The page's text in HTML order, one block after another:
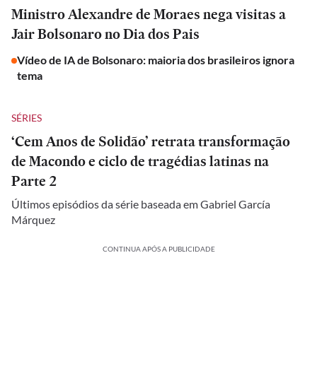
Ministro Alexandre de Moraes nega visitas a
Jair Bolsonaro no Dia dos Pais
Vídeo de IA de Bolsonaro: maioria dos brasileiros ignora
tema
SÉRIES
‘Cem Anos de Solidão’ retrata transformação
de Macondo e ciclo de tragédias latinas na
Parte 2
Últimos episódios da série baseada em Gabriel García
Márquez
CONTINUA APÓS A PUBLICIDADE